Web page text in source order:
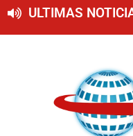
ULTIMAS
y espera